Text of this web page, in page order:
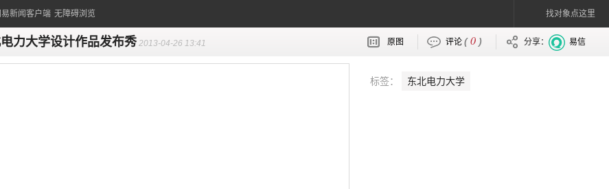
新闻客户端 无障碍浏览 找对象点这里
力大学设计作品发布秀 2013-04-26 13:41 原图 评论 (0 ) 分享： 易信
标签： 东北电力大学